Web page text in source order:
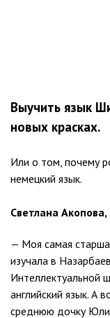
Выучить язык
новых красках.
Или о том, почему
немецкий язык.
Светлана
— Моя самая
изучала в Назарбаев
Интеллектуальной
английский язык. А
среднюю дочку